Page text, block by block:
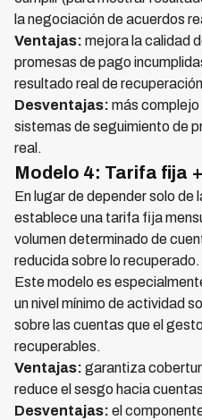
la negociación de acuerdos
Ventajas: mejora la calidad
promesas de pago
resultado real de
Desventajas: más complejo
sistemas de seguimiento de
real.
Modelo 4: Tarifa fija
En lugar de depender solo de
establece una tarifa fija
volumen determinado de
reducida sobre lo recuperado.
Este modelo es
un nivel mínimo de actividad
sobre las cuentas que el
recuperables.
Ventajas: garantiza
reduce el sesgo hacia
Desventajas: el